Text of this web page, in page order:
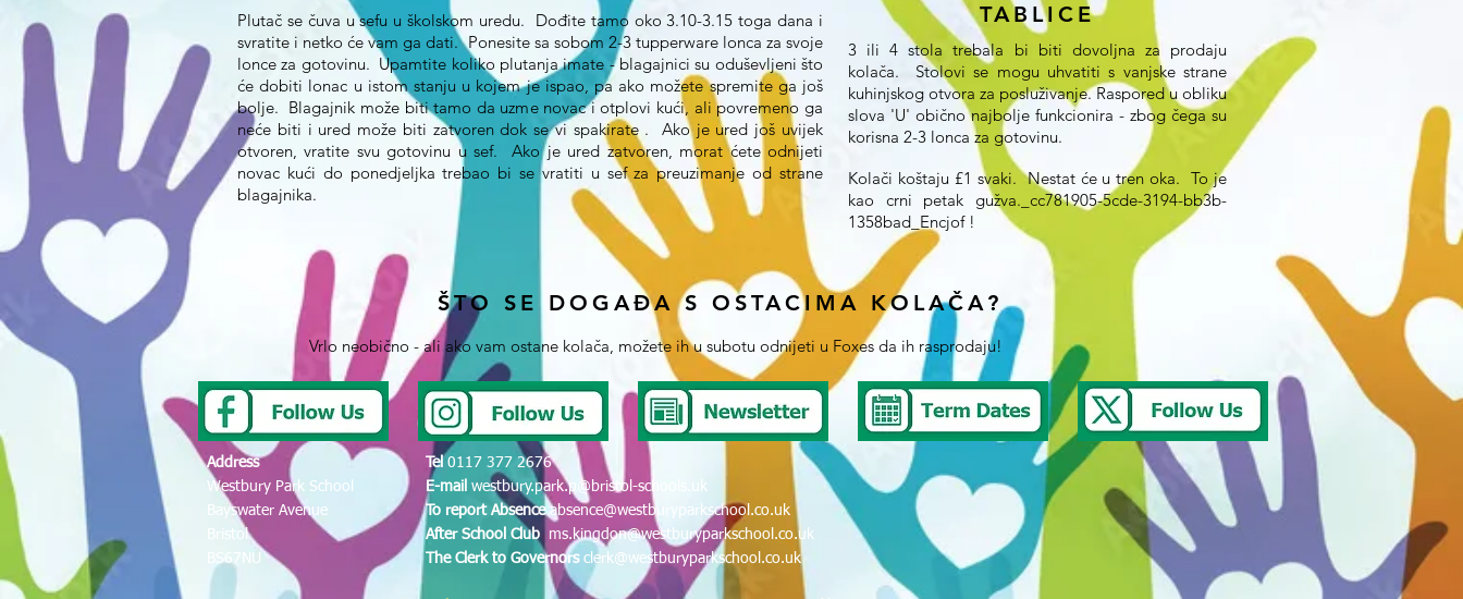
Plutač se čuva u sefu u školskom uredu. Dođite tamo oko 3.10-3.15 toga dana i
svratite i netko će vam ga dati. Ponesite sa sobom 2-3 tupperware lonca za svoje
lonce za gotovinu. Upamtite koliko plutanja imate - blagajnici su oduševljeni što
će dobiti lonac u istom stanju u kojem je ispao, pa ako možete spremite ga još
bolje. Blagajnik može biti tamo da uzme novac i otplovi kući, ali povremeno ga
neće biti i ured može biti zatvoren dok se vi spakirate . Ako je ured još uvijek
otvoren, vratite svu gotovinu u sef. Ako je ured zatvoren, morat ćete odnijeti
novac kući do ponedjeljka trebao bi se vratiti u sef za preuzimanje od strane
blagajnika.
TABLICE
3 ili 4 stola trebala bi biti dovoljna za prodaju
kolača. Stolovi se mogu uhvatiti s vanjske strane
kuhinjskog otvora za posluživanje. Raspored u obliku
slova 'U' obično najbolje funkcionira - zbog čega su
korisna 2-3 lonca za gotovinu.
Kolači koštaju £1 svaki. Nestat će u tren oka. To je
kao crni petak gužva._cc781905-5cde-3194-bb3b-
1358bad_Encjof !
ŠTO SE DOGAĐA S OSTACIMA KOLAČA?
Vrlo neobično - ali ako vam ostane kolača, možete ih u subotu odnijeti u Foxes da ih rasprodaju!
Address
Westbury Park School
Bayswater Avenue
Bristol
BS67NU
Tel 0117 377 2676
E-mail westbury.park.p@bristol-schools.uk
To report Absenceabsence@westburyparkschool.co.uk
After School Club ms.kingdon@westburyparkschool.co.uk
The Clerk to Governors clerk@westburyparkschool.co.uk